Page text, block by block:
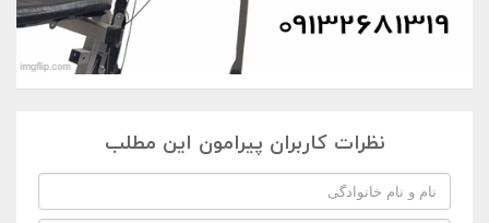
نظرات کاربران پیرامون این مطلب